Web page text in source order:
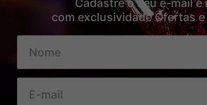
Cadastre o seu e-mail e
com exclusividade Ofertas